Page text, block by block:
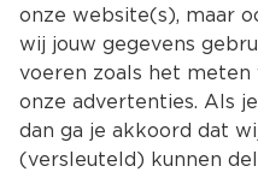
onze website(s), maar
wij jouw gegevens
voeren zoals het
onze advertenties. Als
dan ga je akkoord dat
(versleuteld) kunnen